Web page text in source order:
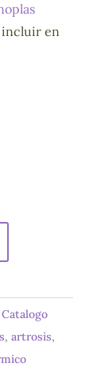
incluir en
Catalogo
, artrosis,